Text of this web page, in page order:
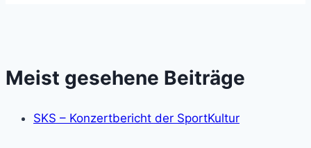
Meist gesehene Beiträge
SKS – Konzertbericht der SportKultur